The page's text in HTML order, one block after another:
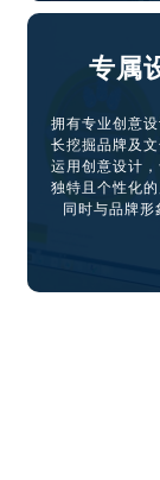
专属
拥有专业创意
长挖掘品牌及
运用创意设计
独特且个性化的
同时与品牌形